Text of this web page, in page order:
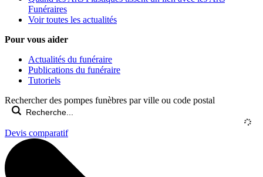
Funéraires
Voir toutes les actualités
Pour vous aider
Actualités du funéraire
Publications du funéraire
Tutoriels
Rechercher des pompes funèbres par ville ou code postal
Devis comparatif